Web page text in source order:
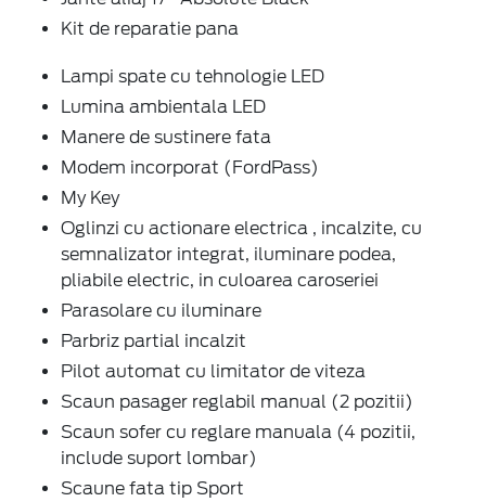
Kit de reparatie pana
Lampi spate cu tehnologie LED
Lumina ambientala LED
Manere de sustinere fata
Modem incorporat (FordPass)
My Key
Oglinzi cu actionare electrica , incalzite, cu
semnalizator integrat, iluminare podea,
pliabile electric, in culoarea caroseriei
Parasolare cu iluminare
Parbriz partial incalzit
Pilot automat cu limitator de viteza
Scaun pasager reglabil manual (2 pozitii)
Scaun sofer cu reglare manuala (4 pozitii,
include suport lombar)
Scaune fata tip Sport